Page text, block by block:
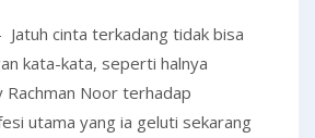
Jatuh cinta terkadang tidak bisa
kata-kata, seperti halnya
Rachman Noor terhadap
utama yang ia geluti sekarang